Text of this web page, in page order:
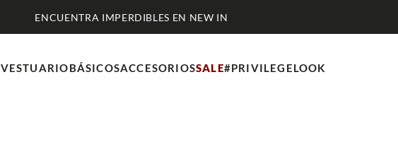
VESTUARIOBÁSICOSACCESORIOSSALE#PRIVILEGELOOK